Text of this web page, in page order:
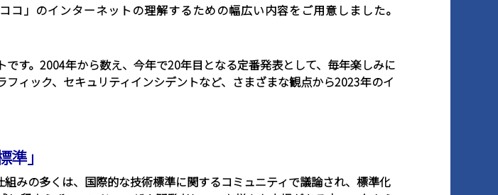
」のインターネットの理解するための幅広い内容をご用意しました。
す。2004年から数え、今年で20年目となる定番発表として、毎年楽しみに
ィック、セキュリティインシデントなど、さまざまな観点から2023年のイ
」
みの多くは、国際的な技術標準に関するコミュニティで議論され、標準化